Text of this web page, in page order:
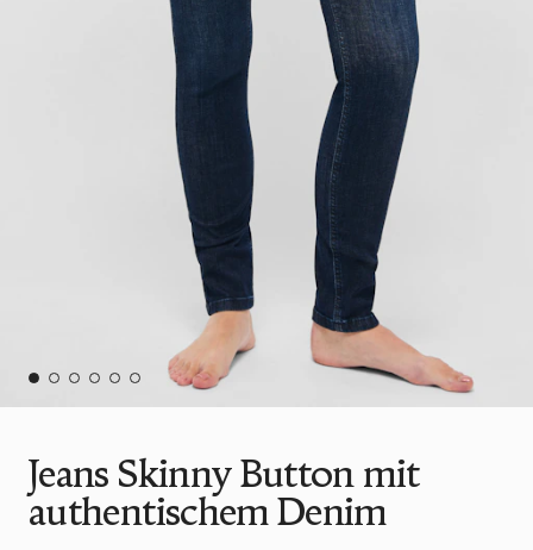
Jeans Skinny Button mit
authentischem Denim